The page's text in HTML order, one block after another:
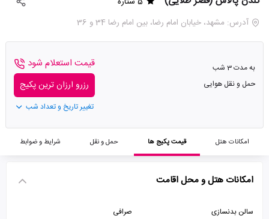
آدرس: مشهد، خیابان امام رضا، بین امام رضا 34 و 36
به مدت 3 شب
حمل و نقل هوایی
قیمت استعلام شود
رزرو ارزان ترین پکیج
تغییر تاریخ و تعداد شب
امکانات هتل قیمت پکیج ها حمل و نقل شرایط و ضوابط
امکانات هتل و محل اقامت
سالن بدنسازی
صرافی